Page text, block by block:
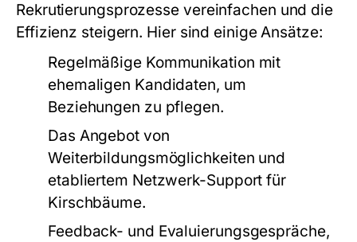
Rekrutierungsprozesse vereinfachen und die
Effizienz steigern. Hier sind einige Ansätze:
Regelmäßige Kommunikation mit
ehemaligen Kandidaten, um
Beziehungen zu pflegen.
Das Angebot von
Weiterbildungsmöglichkeiten und
etabliertem Netzwerk-Support für
Kirschbäume.
Feedback- und Evaluierungsgespräche,